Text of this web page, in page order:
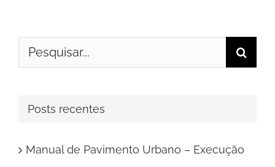
Buscar
Posts recentes
Manual de Pavimento Urbano – Execução